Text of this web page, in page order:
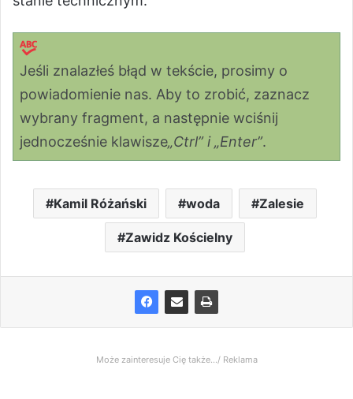
Jeśli znalazłeś błąd w tekście, prosimy o
powiadomienie nas. Aby to zrobić, zaznacz
wybrany fragment, a następnie wciśnij
jednocześnie klawisze„Ctrl” i „Enter”.
Kamil Różański woda Zalesie
Zawidz Kościelny
Może zainteresuje Cię także.../ Reklama